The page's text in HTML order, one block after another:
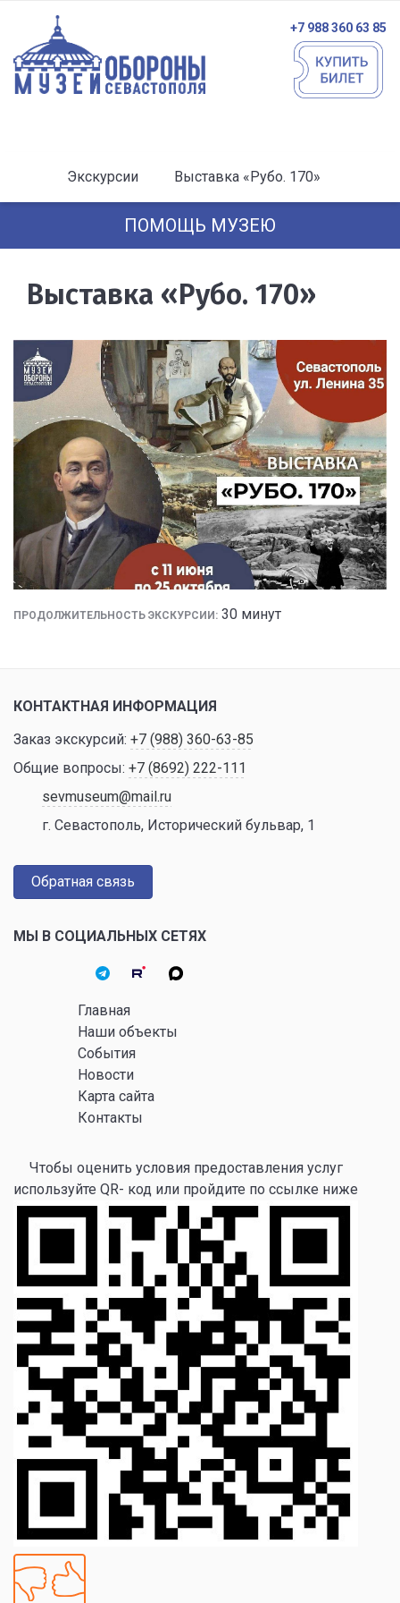
+7 988 360 63 85
Экскурсии Выставка «Рубо. 170»
ПОМОЩЬ МУЗЕЮ
Выставка «Рубо. 170»
ПРОДОЛЖИТЕЛЬНОСТЬ ЭКСКУРСИИ: 30 минут
КОНТАКТНАЯ ИНФОРМАЦИЯ
Заказ экскурсий: +7 (988) 360-63-85
Общие вопросы: +7 (8692) 222-111
sevmuseum@mail.ru
г. Севастополь, Исторический бульвар, 1
Обратная связь
МЫ В СОЦИАЛЬНЫХ СЕТЯХ
Главная
Наши объекты
События
Новости
Карта сайта
Контакты
Чтобы оценить условия предоставления услуг
используйте QR- код или пройдите по ссылке ниже